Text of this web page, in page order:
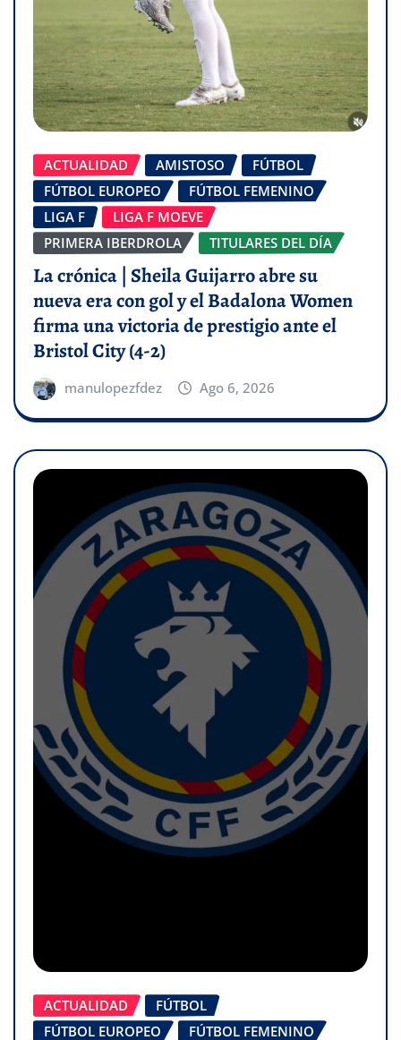
ACTUALIDAD AMISTOSO
FÚTBOL
FÚTBOL EUROPEO
FÚTBOL FEMENINO
LIGA F
LIGA F MOEVE
PRIMERA IBERDROLA
TITULARES DEL DÍA
La crónica | Sheila Guijarro abre su
nueva era con gol y el Badalona Women
firma una victoria de prestigio ante el
Bristol City (4-2)
manulopezfdez Ago 6, 2026
ACTUALIDAD
FÚTBOL
FÚTBOL EUROPEO
FÚTBOL FEMENINO